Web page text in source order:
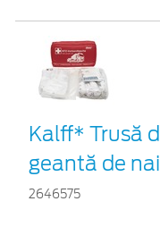
Kalff* Trusă
geantă de
2646575